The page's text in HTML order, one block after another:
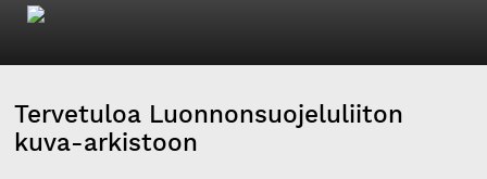
Tervetuloa Luonnonsuojeluliiton
kuva-arkistoon